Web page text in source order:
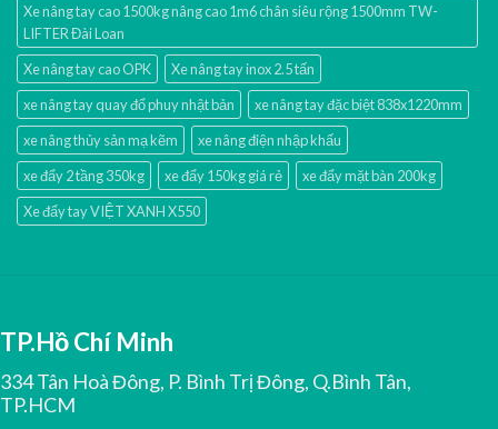
Xe nâng tay cao 1500kg nâng cao 1m6 chân siêu rộng 1500mm TW-
LIFTER Đài Loan
Xe nâng tay cao OPK
Xe nâng tay inox 2.5 tấn
xe nâng tay quay đổ phuy nhật bản
xe nâng tay đặc biệt 838x1220mm
xe nâng thủy sản mạ kẽm
xe nâng điện nhập khấu
xe đẩy 2 tầng 350kg
xe đẩy 150kg giá rẻ
xe đẩy mặt bàn 200kg
Xe đẩy tay VIỆT XANH X550
TP.Hồ Chí Minh
334 Tân Hoà Đông, P. Bình Trị Đông, Q.Bình Tân,
TP.HCM